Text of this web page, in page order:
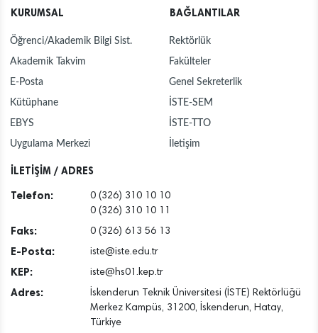
KURUMSAL
Öğrenci/Akademik Bilgi Sist.
Akademik Takvim
E-Posta
Kütüphane
EBYS
Uygulama Merkezi
BAĞLANTILAR
Rektörlük
Fakülteler
Genel Sekreterlik
İSTE-SEM
İSTE-TTO
İletişim
İLETİŞİM / ADRES
Telefon:
0 (326) 310 10 10
0 (326) 310 10 11
Faks: 0 (326) 613 56 13
E-Posta: iste@iste.edu.tr
KEP: iste@hs01.kep.tr
Adres:
İskenderun Teknik Üniversitesi (İSTE) Rektörlüğü
Merkez Kampüs, 31200, İskenderun, Hatay,
Türkiye